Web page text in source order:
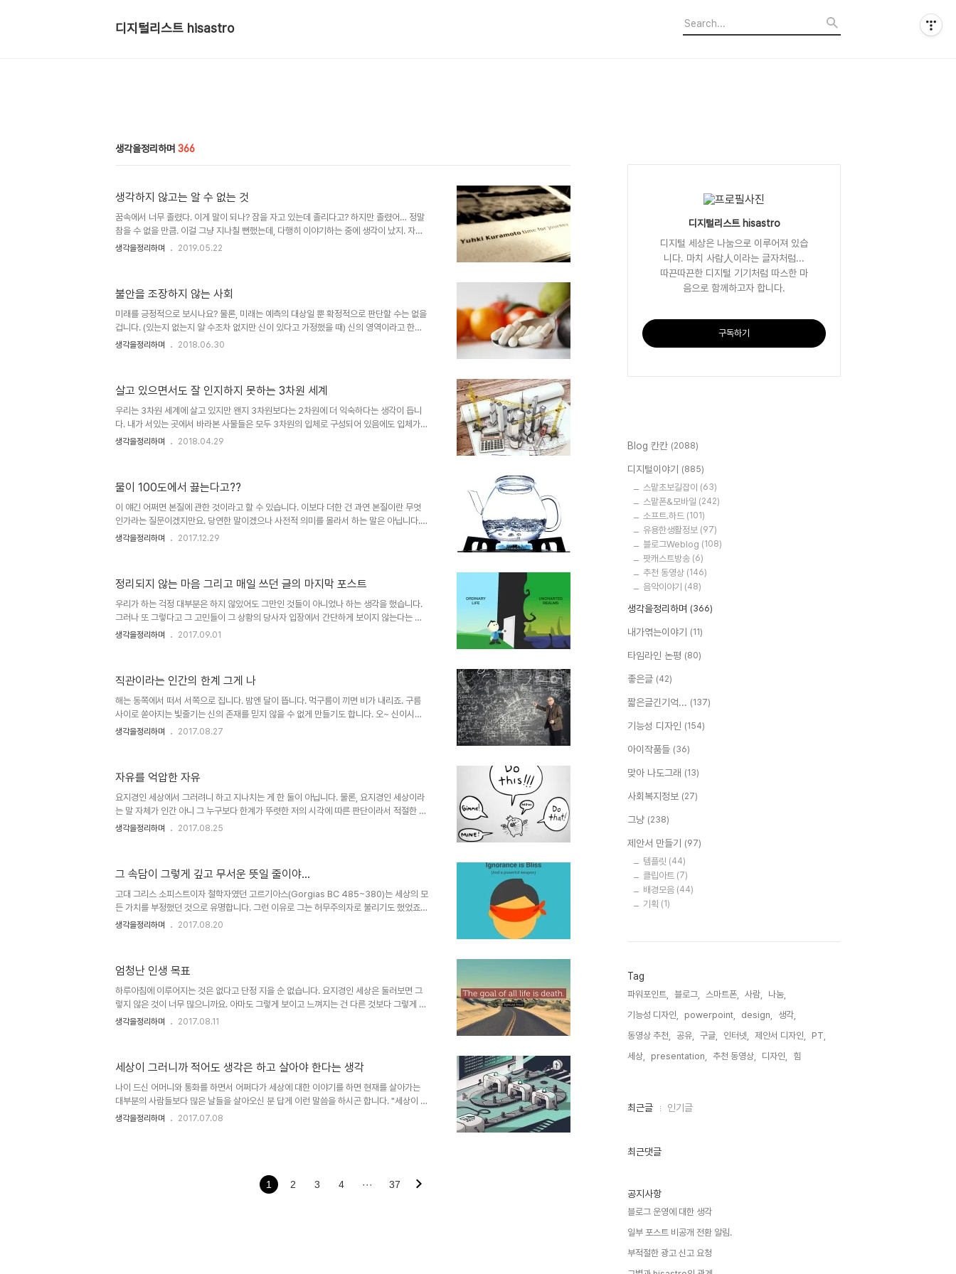
디지털리스트 hisastro
생각을정리하며 366
생각하지 않고는 알 수 없는 것
꿈속에서 너무 졸렸다. 이게 말이 되나? 잠을 자고 있는데 졸리다고? 하지만 졸렸어… 정말
참을 수 없을 만큼. 이걸 그냥 지나칠 뻔했는데, 다행히 이야기하는 중에 생각이 났지. 자고
있는 내가 꿈속에서 하염없이 졸음이 쏟아져 눈이 그냥 절로 감기는데, 잘 수 없는 상황이라
니라 내 지난 편린들만 살짝 들춰도 얼굴이 다 화끈거려. 아이의 도벽을 훈육한다며 골프채
로 아이를 때린 아빠가 아이로부터 격리 조치되었다는 기사를 접했어. 보..
생각을정리하며 2019.05.22
불안을 조장하지 않는 사회
미래를 긍정적으로 보시나요? 물론, 미래는 예측의 대상일 뿐 확정적으로 판단할 수는 없을
겁니다. (있는지 없는지 알 수조차 없지만 신이 있다고 가정했을 때) 신의 영역이라고 한다
면 그런대로 말이 될 수는 있을 겁니다. 뭐~ 이런 건 지극히 현실 그 자체를 반영한 얘기라
는 선험적 경험입니다. 현재의 기술발전 속도와 그에 상응하는 인간 사회의 변화는 필연적
으로 귀결될 것이라고 보는 것이죠. 이곳 블로그의 2천 개가 넘는 포스트 중에 적잖이 다뤘
던..
생각을정리하며 2018.06.30
살고 있으면서도 잘 인지하지 못하는 3차원 세계
우리는 3차원 세계에 살고 있지만 왠지 3차원보다는 2차원에 더 익숙하다는 생각이 듭니
다. 내가 서있는 곳에서 바라본 사물들은 모두 3차원의 입체로 구성되어 있음에도 입체가
아닌 평면으로 인식하는 경향이 있다고 느껴졌기 때문이죠. 인위적으로 전후좌우(혹은 동
의 얼굴을 입체적으로 본 적 있는 이는 거의 없습니다. 심지어 거울을 보지 않는 한 자신이
어떤 모습을 하고 있는지 알 수 조차 없죠. 더구나 거울로 볼 수 있는 모습도 온전한 것이 아
닌 반..
생각을정리하며 2018.04.29
물이 100도에서 끓는다고??
이 얘긴 어쩌면 본질에 관한 것이라고 할 수 있습니다. 이보다 더한 건 과연 본질이란 무엇
인가라는 질문이겠지만요. 당연한 말이겠으나 사전적 의미를 몰라서 하는 말은 아닙니다.
본질의 왜곡과 변형, 우리가 답이라고 생각하는 건... 궁극적으로 할 수 있는 답은 정해져 있
는다는 거죠. 물론, 생활하는데, 이런 건 몰라도 불편하지 않을 수 있습니다. 하지만, 정작 그
게 우리를 옥죄는 결과를 초래하고 있다는 의구심을 떨칠 수 없습니다. 우선 ..
생각을정리하며 2017.12.29
정리되지 않는 마음 그리고 매일 쓰던 글의 마지막 포스트
우리가 하는 걱정 대부분은 하지 않았어도 그만인 것들이 아니었나 하는 생각을 했습니다.
그러나 또 그렇다고 그 고민들이 그 상황의 당사자 입장에서 간단하게 보이지 않는다는 것
을 아니라며 대범하다는 듯 타이를 수도 없는 일입니다. 바둑이나 장기 판에서의 훈수는 이
과 그 성격이 무엇이냐에 따라 혹은 그것을 받아들이는 건 또 다른 문제라는 사실을 당면한
상황 앞에서 생각하게 됩니다. 기타를 치다가 자유를 떠올렸습니다. 기타를 치는데 자유라
니 좀 생뚱..
생각을정리하며 2017.09.01
직관이라는 인간의 한계 그게 나
해는 동쪽에서 떠서 서쪽으로 집니다. 밤엔 달이 뜹니다. 먹구름이 끼면 비가 내리죠. 구름
사이로 쏟아지는 빛줄기는 신의 존재를 믿지 않을 수 없게 만들기도 합니다. 오~ 신이시여
~!! 하면서... 현대 과학기술이 낯설게 느껴지는 건 이러한 우리의 직관을 벗어났기 때문입
그건 인간 세계와는 차원이 다른 신의 존재를 상징하는 것이라고 느꼈기 때문입니다. 만일
그 느낌 그대로 이어왔다면 저는 어쩌면 종교인이 되었을지도 모릅니다. 반동이 일..
생각을정리하며 2017.08.27
자유를 억압한 자유
요지경인 세상에서 그러려니 하고 지나치는 게 한 둘이 아닙니다. 물론, 요지경인 세상이라
는 말 자체가 인간 아니 그 누구보다 한계가 뚜렷한 저의 시각에 따른 판단이라서 적절한 표
현이 아닐 수 있음은 인정해야 할 듯합니다만. 그런데, 또 이를 전제하려니 그다음 전개할
늘어난 특이 현상이라 볼 순 없습니다. 오히려 그 전, 그 이전에는 더하면 더했지 덜하지는
않았을 일입니다. 그것도 자유라고 지칭한다는 건 이처럼 아이러니한 일도 없다고 생각합니
다..
생각을정리하며 2017.08.25
그 속담이 그렇게 깊고 무서운 뜻일 줄이야...
고대 그리스 소피스트이자 철학자였던 고르기아스(Gorgias BC 485~380)는 세상의 모
든 가치를 부정했던 것으로 유명합니다. 그런 이유로 그는 허무주의자로 불리기도 했었죠.
현대에 이르러 수많은 논거와 주장을 바탕으로 한 이론들은 저마다 분명한 근거를 제시하고
제일 먼저 했다는 증거는 없다고 합니다만, 그가 그러한 기조를 유지하고 그렇게 확고히 생
각했음은 남겨진 기록들을 통해 확인할 수 있습니다. 물론, 우리가 익히 배우고 들어왔던 ..
생각을정리하며 2017.08.20
엄청난 인생 목표
하루아침에 이루어지는 것은 없다고 단정 지을 순 없습니다. 요지경인 세상은 둘러보면 그
렇지 않은 것이 너무 많으니까요. 아마도 그렇게 보이고 느껴지는 건 다른 것보다 그렇게 보
고 생각하는 마음 가짐에 있을 겁니다. 하루아침에 이루어지는 건 없다는 말에서 그 깊이가
다. 물론, 그 노력이라고 하는 순수성이 담보되어야만 가능한 얘기긴 합니다. 무엇이 진짜인
지 알 수 없는 세상이니까요. 그럼에도 대단한 건 대단하게 느껴질 수밖에 없습니다. 목표가
어떻고..
생각을정리하며 2017.08.11
세상이 그러니까 적어도 생각은 하고 살아야 한다는 생각
나이 드신 어머니와 통화를 하면서 어쩌다가 세상에 대한 이야기를 하면 현재를 살아가는
대부분의 사람들보다 많은 날들을 살아오신 분 답게 이런 말씀을 하시곤 합니다. "세상이 그
러니 그러려니 해야지 어쩌겠니..." 어머니께서 살아오신 세월만큼은 아니지만 이제 좀 살았
서 피치 못할 문제들을 노력해야만 해결하고 그래야만 어떤 권리나 자격이 생기는 것이 아
생각을정리하며 2017.07.08
1 2 3 4 ··· 37
디지털리스트 hisastro
디지털 세상은 나눔으로 이루어져 있습
니다. 마치 사람人이라는 글자처럼...
따끈따끈한 디지털 기기처럼 따스한 마
음으로 함께하고자 합니다.
구독하기
Blog 칸칸 (2088)
디지털이야기 (885)
스맡초보길잡이 (63)
스맡폰&모바일 (242)
소프트.하드 (101)
유용한생활정보 (97)
블로그Weblog (108)
팟캐스트방송 (6)
추천 동영상 (146)
음악이야기 (48)
생각을정리하며 (366)
내가엮는이야기 (11)
타임라인 논평 (80)
좋은글 (42)
짧은글긴기억... (137)
기능성 디자인 (154)
아이작품들 (36)
맞아 나도그래 (13)
사회복지정보 (27)
그냥 (238)
제안서 만들기 (97)
템플릿 (44)
클립아트 (7)
배경모음 (44)
기획 (1)
Tag
파워포인트, 블로그, 스마트폰, 사람,
나눔,
기능성 디자인,
powerpoint, design,
생각,
동영상 추천,
공유, 구글, 인터넷, 제안서 디자인,
PT,
세상,
presentation, 추천 동영상, 디자인, 힘,
최
인
최근글 인기글
최근댓글
공지사항
블로그 운영에 대한 생각
일부 포스트 비공개 전환 알림.
부적절한 광고 신고 요청